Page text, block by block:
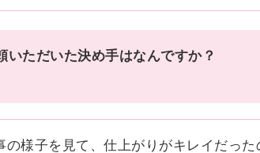
いただいた決め手はなんですか？
の様子を見て、仕上がりがキレイだっ